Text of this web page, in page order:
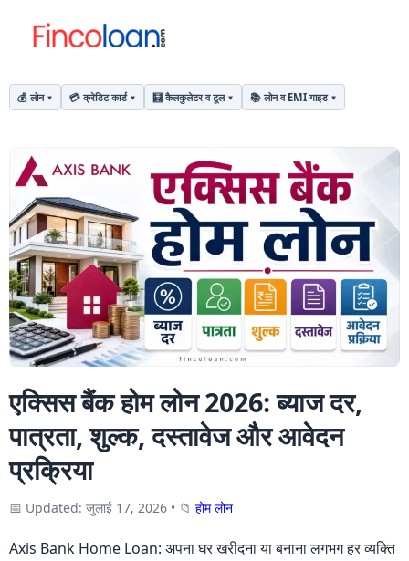
💰 लोन 💳 क्रेडिट कार्ड 🧮 कैलकुलेटर व टूल 📚 लोन व EMI गाइड
एक्सिस बैंक होम लोन 2026: ब्याज दर,
पात्रता, शुल्क, दस्तावेज और आवेदन
प्रक्रिया
📅 Updated: जुलाई 17, 2026 • 📁 होम लोन
Axis Bank Home Loan: अपना घर खरीदना या बनाना लगभग हर व्यक्ति